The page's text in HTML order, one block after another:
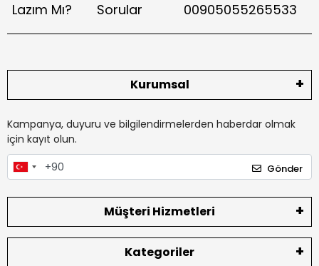
Lazım Mı?
Sorular
00905055265533
Kurumsal
Kampanya, duyuru ve bilgilendirmelerden haberdar olmak
için kayıt olun.
Gönder
Müşteri Hizmetleri
Kategoriler